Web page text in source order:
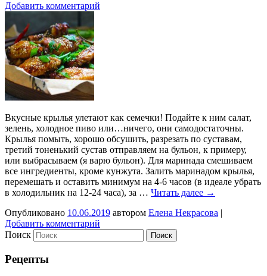
Добавить комментарий
Вкусные крылья улетают как семечки! Подайте к ним салат,
зелень, холодное пиво или…ничего, они самодостаточны.
Крылья помыть, хорошо обсушить, разрезать по суставам,
третий тоненький сустав отправляем на бульон, к примеру,
или выбрасываем (я варю бульон). Для маринада смешиваем
все ингредиенты, кроме кунжута. Залить маринадом крылья,
перемешать и оставить минимум на 4-6 часов (в идеале убрать
в холодильник на 12-24 часа), за … Читать далее →
Опубликовано 10.06.2019 автором Елена Некрасова |
Добавить комментарий
Поиск
Рецепты